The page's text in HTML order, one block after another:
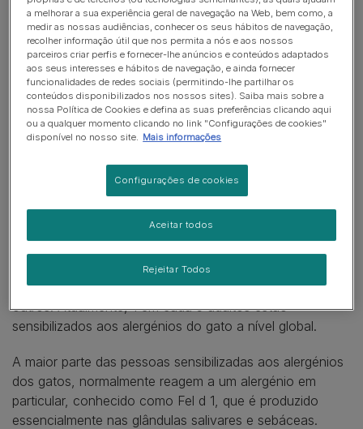
tem um aumento da exposição a
um determinado alergénio ou ao
somatório de diferentes alergénios,
o limiar alergénico do indivíduo é
ultrapassado e poderá
desencadear uma reação de
sensibilização.
Nos últimos anos, houve um aumento gradual do
sistema imunitário a várias substâncias como pólen das
plantas, determinados alimentos, medicamentos, entre
outros. Atualmente, 1 em cada 5 adultos estão
sensibilizados aos alergénios do gato a nível global.
A maior parte das pessoas sensibilizadas aos alergénios
dos gatos, normalmente reagem a um alergénio em
particular, conhecido como Fel d 1, que é produzido
essencialmente nas glândulas salivares e sebáceas.
a melhorar a sua experiência geral de navegação na Web, bem como, a
medir as nossas audiências, conhecer os seus hábitos de navegação,
recolher informação útil que nos permita a nós e aos nossos
parceiros criar perfis e fornecer-lhe anúncios e conteúdos adaptados
aos seus interesses e hábitos de navegação, e ainda fornecer
funcionalidades de redes sociais (permitindo-lhe partilhar os
conteúdos disponibilizados nos nossos sites). Saiba mais sobre a
nossa Política de Cookies e defina as suas preferências clicando aqui
ou a qualquer momento clicando no link "Configurações de cookies"
disponível no nosso site.
Mais informações
Configurações de cookies
Rejeitar Todos
Aceitar todos